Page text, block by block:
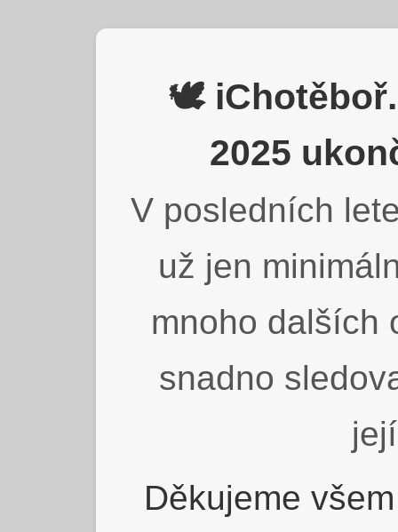
🕊️
2025
V posledních
už jen
mnoho dalších
snadno
Děkujeme